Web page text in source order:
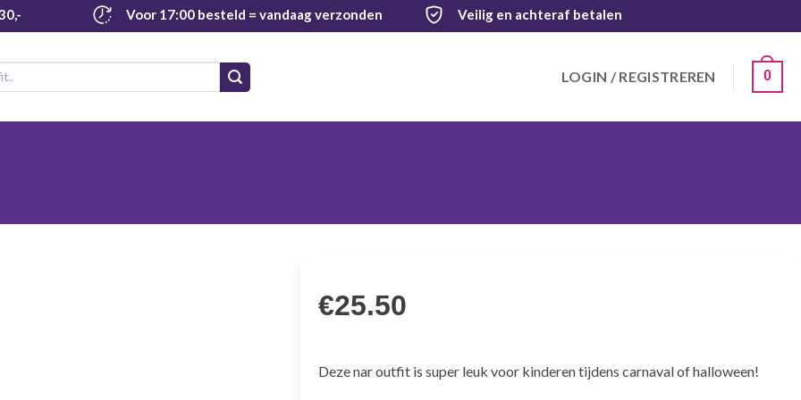
Voor 17:00 besteld = vandaag verzonden Veilig en achteraf betalen
LOGIN / REGISTREREN 0
€25.50
Deze nar outfit is super leuk voor kinderen tijdens carnaval of halloween!